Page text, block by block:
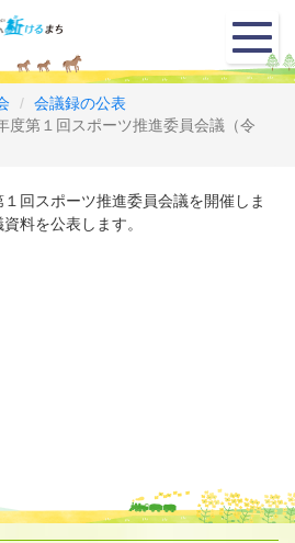
メ
ニ
ュ
会議録の公表
度第１回スポーツ推進委員会議（令
回スポーツ推進委員会議を開催しま
料を公表します。